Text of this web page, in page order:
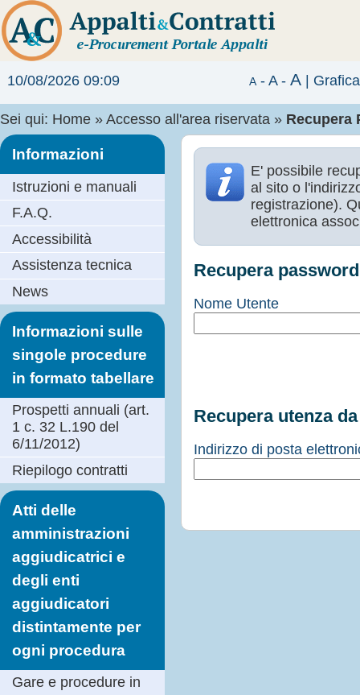
10/08/2026 09:09 A - A - A Grafica
Sei qui: Home » Accesso all'area riservata » Recupera
E' possibile
al sito o
registrazione).
elettronica
Recupera
Nome Utente
Recupera utenza
Indirizzo di posta
Informazioni
Istruzioni e manuali
F.A.Q.
Accessibilità
Assistenza tecnica
News
Informazioni sulle
singole procedure
in formato tabellare
Prospetti annuali (art.
1 c. 32 L.190 del
6/11/2012)
Riepilogo contratti
Atti delle
amministrazioni
aggiudicatrici e
degli enti
aggiudicatori
distintamente per
ogni procedura
Gare e procedure in